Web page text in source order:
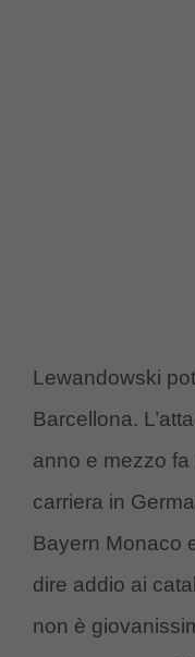
Lewandowski
Barcellona.
anno e mezzo
carriera in
Bayern Monaco
dire addio ai
non è